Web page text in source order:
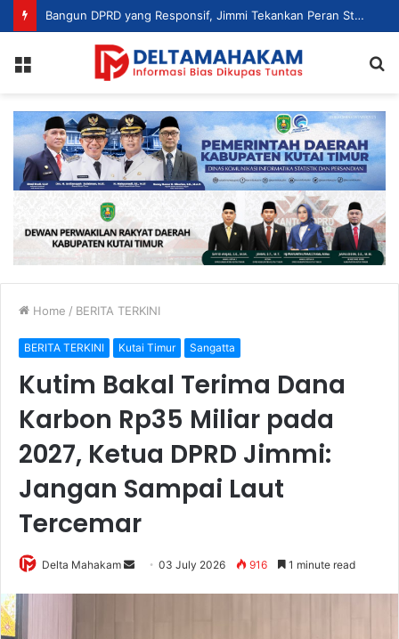
Bangun DPRD yang Responsif, Jimmi Tekankan Peran Strategis Tenaga Ahli dalam Penyusunan Kebijakan
Home / BERITA TERKINI
BERITA TERKINI Kutai Timur Sangatta
Kutim Bakal Terima Dana
Karbon Rp35 Miliar pada
2027, Ketua DPRD Jimmi:
Jangan Sampai Laut
Tercemar
Delta Mahakam 03 July 2026 916 1 minute read